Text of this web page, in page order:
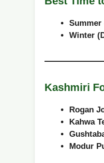
Summer
Winter
Kashmiri
Rogan
Kahwa
Modur